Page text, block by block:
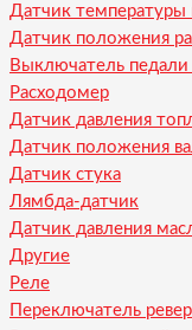
Датчик температуры
Датчик положения
Выключатель педали
Расходомер
Датчик давления
Датчик положения
Датчик стука
Лямбда-датчик
Датчик давления
Другие
Реле
Переключатель